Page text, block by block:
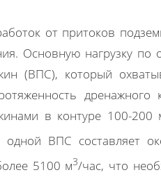
от притоков
Основную нагрузку по
(ВПС), который
в контуре 100-
одной ВПС составляет
5100 м3/час, что